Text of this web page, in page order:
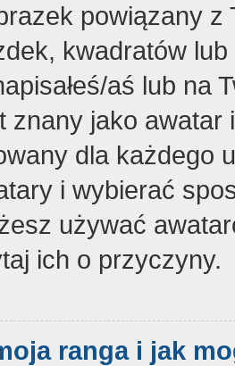
powiązany z
kwadratów
aś lub na
znany jako
dla każdego
i wybierać
używać
ich o przyczyny.
ranga i jak